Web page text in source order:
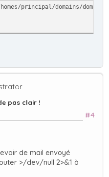
principal/domains/
pas clair !
#4
de mail envoyé
>/dev/null 2>&1 à